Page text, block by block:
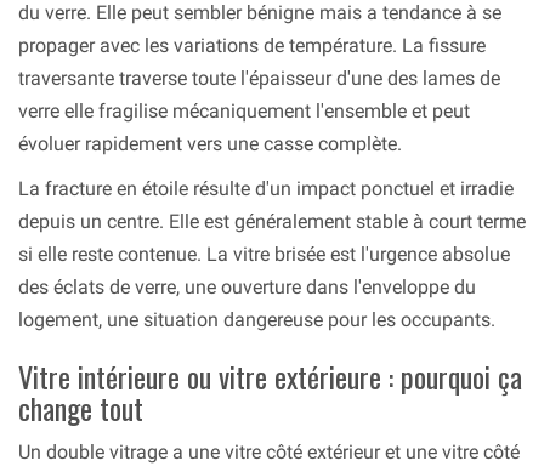
du verre. Elle peut sembler bénigne mais a tendance à se
propager avec les variations de température. La fissure
traversante traverse toute l'épaisseur d'une des lames de
verre elle fragilise mécaniquement l'ensemble et peut
évoluer rapidement vers une casse complète.
La fracture en étoile résulte d'un impact ponctuel et irradie
depuis un centre. Elle est généralement stable à court terme
si elle reste contenue. La vitre brisée est l'urgence absolue
des éclats de verre, une ouverture dans l'enveloppe du
logement, une situation dangereuse pour les occupants.
Vitre intérieure ou vitre extérieure : pourquoi ça
change tout
Un double vitrage a une vitre côté extérieur et une vitre côté